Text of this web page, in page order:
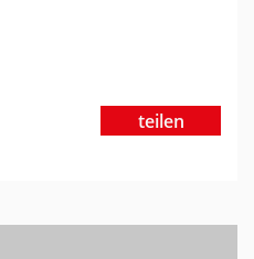
teilen